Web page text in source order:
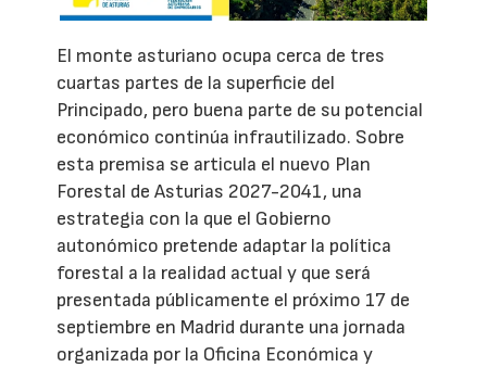
El monte asturiano ocupa cerca de tres
cuartas partes de la superficie del
Principado, pero buena parte de su potencial
económico continúa infrautilizado. Sobre
esta premisa se articula el nuevo Plan
Forestal de Asturias 2027-2041, una
estrategia con la que el Gobierno
autonómico pretende adaptar la política
forestal a la realidad actual y que será
presentada públicamente el próximo 17 de
septiembre en Madrid durante una jornada
organizada por la Oficina Económica y